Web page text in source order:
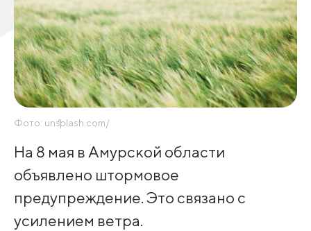
Фото: unsplash.com/
На 8 мая в Амурской области
объявлено штормовое
предупреждение. Это связано с
усилением ветра.